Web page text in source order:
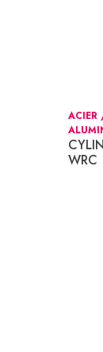
ACIER
WRC